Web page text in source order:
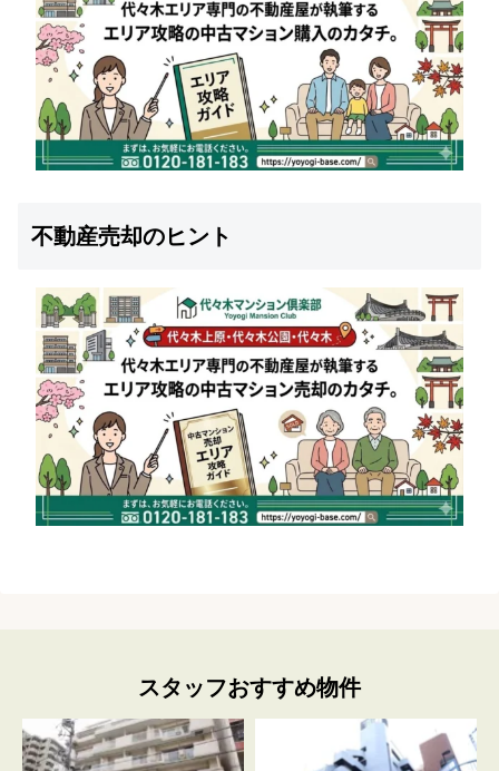
不動産売却のヒント
スタッフおすすめ物件